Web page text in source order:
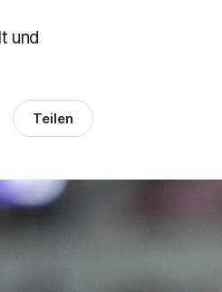
und
Teilen